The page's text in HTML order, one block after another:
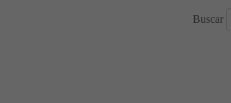
Buscar